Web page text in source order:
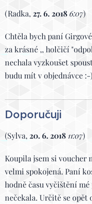
(Radka,27. 6. 20186:07)
Chtěla bych paní
za krásné ,, holčičí
nechala vyzkoušet
budu mít v objednávce
Doporučuji
(Sylva,20. 6. 2018 11:07)
Koupila jsem si voucher
velmi spokojená. Paní
hodně času vyčištění
nečekala. Určitě se opět